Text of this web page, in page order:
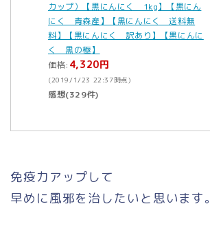
カップ）【黒にんにく 1kg】【黒にん
にく 青森産】【黒にんにく 送料無
料】【黒にんにく 訳あり】【黒にんに
く 黒の極】
価格: 4,320円
(2019/1/23 22:37時点)
感想(329件)
免疫力アップして
早めに風邪を治したいと思います。